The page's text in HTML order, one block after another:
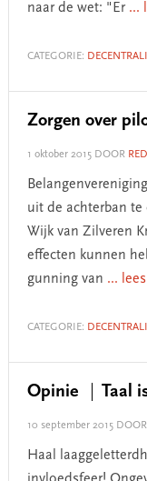
naar de wet: "Er ...
CATEGORIE:
Zorgen over
1 oktober 2015DOOR
uit de achterban
Wijk van Zilveren
effecten kunnen
gunning van ...
CATEGORIE:
Opinie Taal
10 september 2015DOOR
Haal